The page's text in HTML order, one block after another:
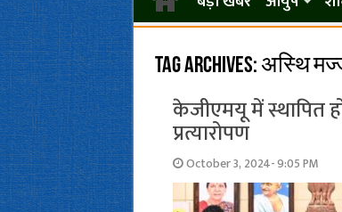
Tag Archives:अस्थि
केजीएमयू में स्थापित
प्रत्यारोपण
October 3, 2024- 9:05 PM